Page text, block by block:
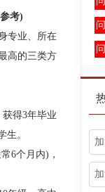
考)​
专业、所在
高的三类方
得3年毕业
生。​
6个月内)，